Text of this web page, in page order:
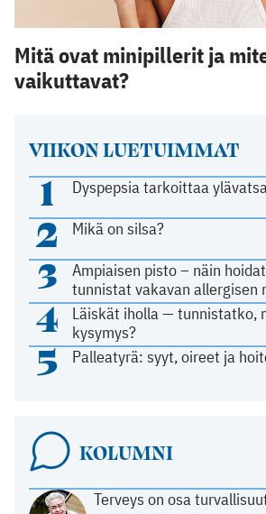
VIIKON LUETUIMMAT
1 Dyspepsia tarkoittaa
2 Mikä on silsa?
3
Ampiaisen pisto – näin
tunnistat vakavan allergisen
4
Läiskät iholla — tunnistatko,
kysymys?
5 Palleatyrä: syyt, oireet ja
KOLUMNI
Terveys on osa
Mitä ovat minipillerit ja
vaikuttavat?